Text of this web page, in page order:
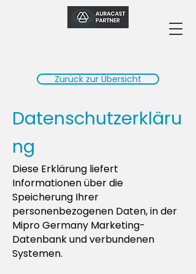
Zurück zur Übersicht
Datenschutzerkläru
ng
Diese Erklärung liefert
Informationen über die
Speicherung Ihrer
personenbezogenen Daten, in der
Mipro Germany Marketing-
Datenbank und verbundenen
Systemen.